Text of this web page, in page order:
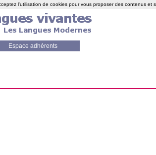
Espace adhérents
l'utilisation de cookies pour vous proposer des contenus et